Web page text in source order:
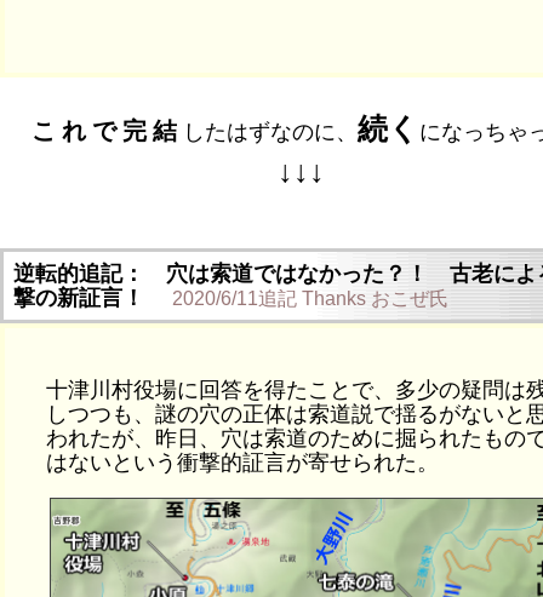
これで完結 したはずなのに、 続く になっちゃ
↓↓↓
逆転的追記： 穴は索道ではなかった？！ 古老によ
撃の新証言！
2020/6/11追記 Thanks おこぜ氏
十津川村役場に回答を得たことで、多少の疑問は
しつつも、謎の穴の正体は索道説で揺るがないと
われたが、昨日、穴は索道のために掘られたもの
はないという衝撃的証言が寄せられた。